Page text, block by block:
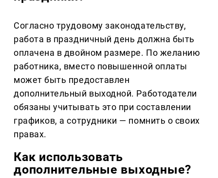
Согласно трудовому законодательству,
работа в праздничный день должна быть
оплачена в двойном размере. По желанию
работника, вместо повышенной оплаты
может быть предоставлен
дополнительный выходной. Работодатели
обязаны учитывать это при составлении
графиков, а сотрудники — помнить о своих
правах.
Как использовать
дополнительные выходные?